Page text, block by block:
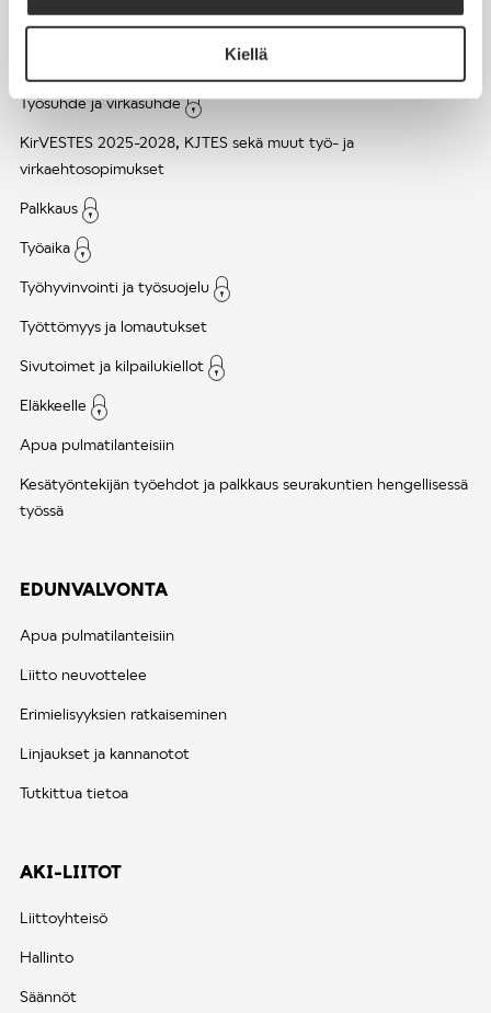
Kiellä
TYÖELÄMÄOPAS
Työsuhde ja virkasuhde
KirVESTES 2025-2028, KJTES sekä muut työ- ja
virkaehtosopimukset
Palkkaus
Työaika
Työhyvinvointi ja työsuojelu
Työttömyys ja lomautukset
Sivutoimet ja kilpailukiellot
Eläkkeelle
Apua pulmatilanteisiin
Kesätyöntekijän työehdot ja palkkaus seurakuntien hengellisessä
työssä
EDUNVALVONTA
Apua pulmatilanteisiin
Liitto neuvottelee
Erimielisyyksien ratkaiseminen
Linjaukset ja kannanotot
Tutkittua tietoa
AKI-LIITOT
Liittoyhteisö
Hallinto
Säännöt